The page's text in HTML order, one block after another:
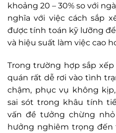
khoảng 20 – 30% so với
nghĩa với việc cách sắp
được tính toán kỹ lưỡng
và hiệu suất làm việc cao
Trong trường hợp sắp
quán rất dễ rơi vào tình
chậm, phục vụ không
sai sót trong khâu tính
vấn đề tưởng chừng
hưởng nghiêm trọng đến